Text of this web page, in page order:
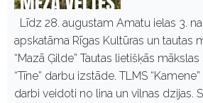
Līdz 28. augustam Amatu ielas 3.
apskatāma Rīgas Kultūras un tautas
“Mazā Ģilde” Tautas lietišķās
“Tīne” darbu izstāde. TLMS
darbi veidoti no lina un vilnas dzijas.